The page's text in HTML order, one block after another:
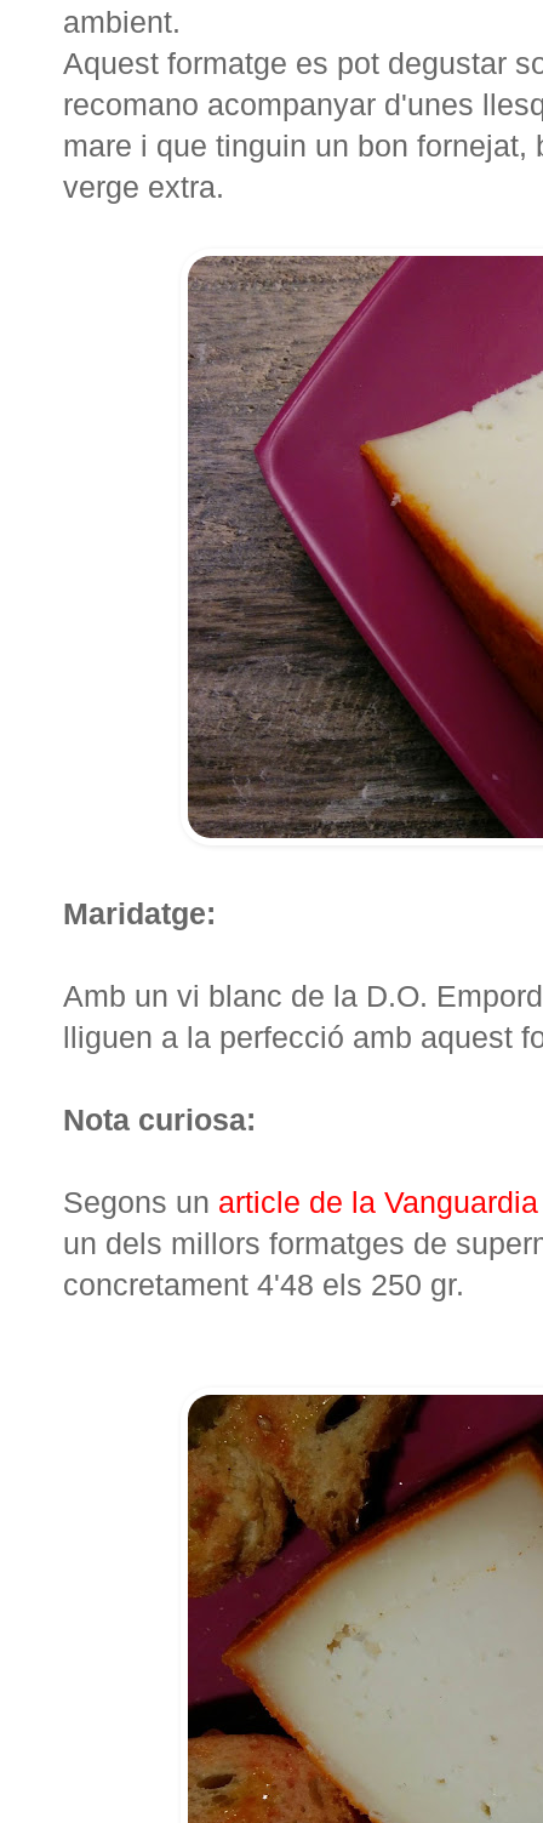
ambient.
Aquest formatge es pot degustar
recomano acompanyar d'unes
mare i que tinguin un bon
verge extra.
Maridatge:
Amb un vi blanc de la D.O.
lliguen a la perfecció amb aquest
Nota curiosa:
Segons un article de la
un dels millors formatges de
concretament 4'48 els 250 gr.